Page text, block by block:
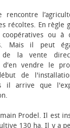
rencontre
récoltes. En règle
ou à
Mais il peut
de la vente
d'en vendre le
de
il arrive que
Prodel. Il est
130 ha. Il y a